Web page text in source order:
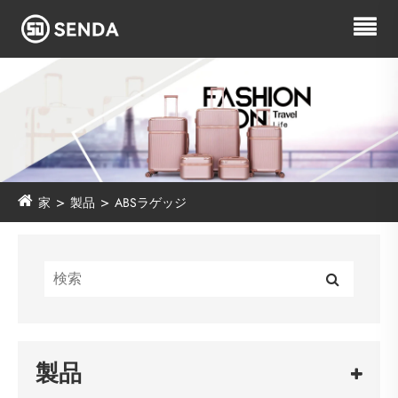
家 製品 ABSラゲッジ
製品